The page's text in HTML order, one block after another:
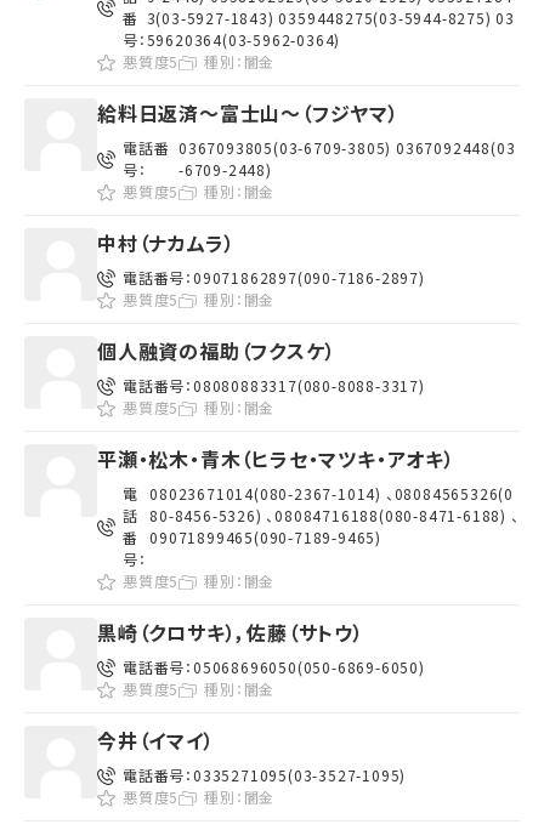
番
号：
3(03-5927-1843) 0359448275(03-5944-8275) 03
59620364(03-5962-0364)
悪質度5
種別： 闇金
給料日返済～富士山～（フジヤマ）
電話番
号：
0367093805(03-6709-3805) 0367092448(03
-6709-2448)
悪質度5
種別： 闇金
中村（ナカムラ）
電話番号：09071862897(090-7186-2897)
悪質度5
種別： 闇金
個人融資の福助（フクスケ）
電話番号：08080883317(080-8088-3317)
悪質度5
種別： 闇金
平瀬・松木・青木（ヒラセ・マツキ・アオキ）
電
話
番
号：
08023671014(080-2367-1014) 、08084565326(0
80-8456-5326) 、08084716188(080-8471-6188) 、
09071899465(090-7189-9465)
悪質度5 種別： 闇金
黒崎（クロサキ），佐藤（サトウ）
電話番号：05068696050(050-6869-6050)
悪質度5
種別： 闇金
今井（イマイ）
電話番号：0335271095(03-3527-1095)
悪質度5
種別： 闇金